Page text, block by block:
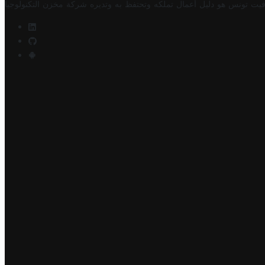
تونس هو دليل أعمال تملكه وتحتفظ به وتديره شركة مخزن التكنولوجيا